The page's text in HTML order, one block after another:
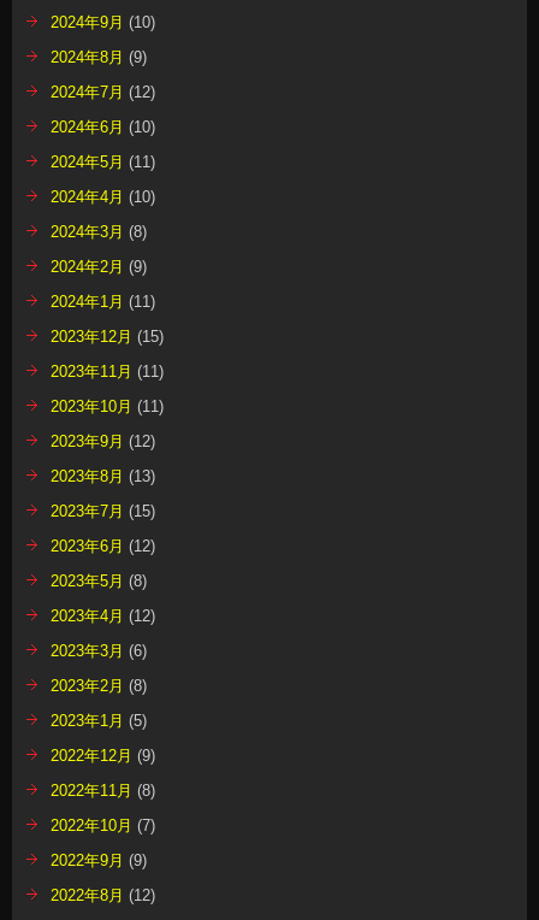
2024年9月 (10)
2024年8月 (9)
2024年7月 (12)
2024年6月 (10)
2024年5月 (11)
2024年4月 (10)
2024年3月 (8)
2024年2月 (9)
2024年1月 (11)
2023年12月 (15)
2023年11月 (11)
2023年10月 (11)
2023年9月 (12)
2023年8月 (13)
2023年7月 (15)
2023年6月 (12)
2023年5月 (8)
2023年4月 (12)
2023年3月 (6)
2023年2月 (8)
2023年1月 (5)
2022年12月 (9)
2022年11月 (8)
2022年10月 (7)
2022年9月 (9)
2022年8月 (12)